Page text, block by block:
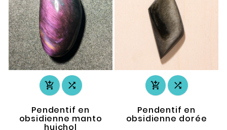
 
Pendentif en
obsidienne manto
huichol
 
Pendentif en
obsidienne dorée